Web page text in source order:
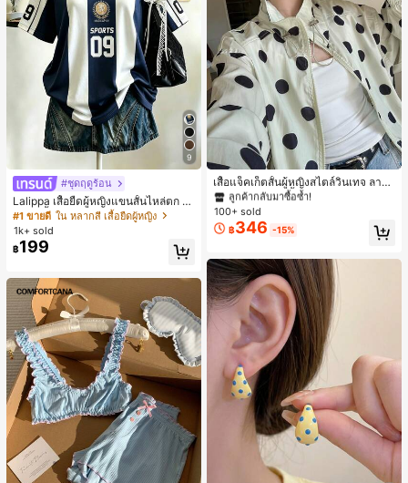
9
#ชุดฤดูร้อน
Lalippa เสื้อยืดผู้หญิงแขนสั้นไหล่ตก ค
อวีปกเสื้อ ลายพิมพ์ดิจิทัลลายทาง สไตล์
สปอร์ตแฟชั่นมินิมอล ของขวัญสำหรับเ
พื่อน
#1 ขายดี ใน หลากสี เสื้อยืดผู้หญิง
1k+ sold
฿199
เสื้อแจ็คเก็ตสั้นผู้หญิงสไตล์วินเทจ ลายจุ
ดขนาดใหญ่ คอตั้ง เอวเข้ารูป แขนพอง
ทรงหลวม แฟชั่นอเนกประสงค์ สำหรับใ
ส่ประจำวันและไปเที่ยวพักผ่อน
#1 ขายดี
ใน กระเป๋า เสื้อคลุมลำลอง
ลูกค้ากลับมาซื้อซ้ำ!
#1 ขายดี ใน กระเป๋า เสื้อคลุมลำลอง
ลูกค้ากลับมาซื้อซ้ำ!
#1 ขายดี ใน กระเป๋า เสื้อคลุมลำลอง
ลูกค้ากลับมาซื้อซ้ำ!
#1 ขายดี ใน กระเป๋า เสื้อคลุมลำลอง
100+ sold
฿346 -15%